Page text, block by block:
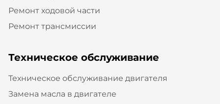
Ремонт ходовой части
Ремонт трансмиссии
Техническое обслуживание
Техническое обслуживание двигателя
Замена масла в двигателе